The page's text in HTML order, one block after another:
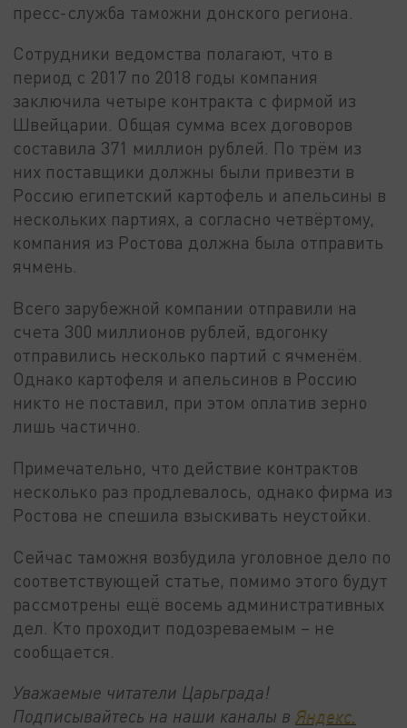
пресс-служба таможни донского региона.
Сотрудники ведомства полагают, что в
период с 2017 по 2018 годы компания
заключила четыре контракта с фирмой из
Швейцарии. Общая сумма всех договоров
составила 371 миллион рублей. По трём из
них поставщики должны были привезти в
Россию египетский картофель и апельсины в
нескольких партиях, а согласно четвёртому,
компания из Ростова должна была отправить
ячмень.
Всего зарубежной компании отправили на
счета 300 миллионов рублей, вдогонку
отправились несколько партий с ячменём.
Однако картофеля и апельсинов в Россию
никто не поставил, при этом оплатив зерно
лишь частично.
Примечательно, что действие контрактов
несколько раз продлевалось, однако фирма из
Ростова не спешила взыскивать неустойки.
Сейчас таможня возбудила уголовное дело по
соответствующей статье, помимо этого будут
рассмотрены ещё восемь административных
дел. Кто проходит подозреваемым – не
сообщается.
Уважаемые читатели Царьграда!
Подписывайтесь на наши каналы в Яндекс.